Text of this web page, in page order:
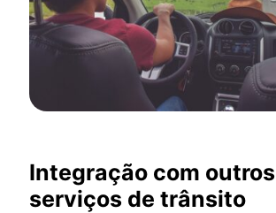
Integração com outros
serviços de trânsito